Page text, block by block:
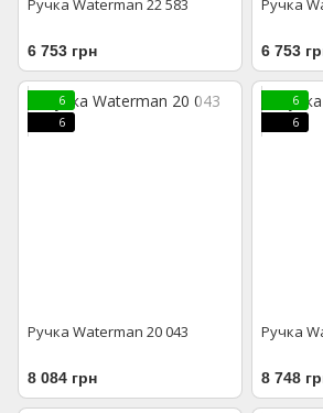
Ручка Waterman 22 583
6 753 грн
Ручка
6 753
6
6
Ручка Waterman 20 043
8 084 грн
6
6
Ручка
8 748